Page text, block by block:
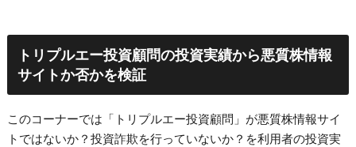
トリプルエー投資顧問の投資実績から悪質株情報
サイトか否かを検証
このコーナーでは「トリプルエー投資顧問」が悪質株情報サイ
トではないか？投資詐欺を行っていないか？を利用者の投資実